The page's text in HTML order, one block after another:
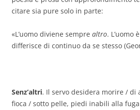
citare sia pure solo in parte:
«L’uomo diviene sempre altro. L’uomo
differisce di continuo da se stesso
Senz’altri. Il servo desidera morire / di
fioca / sotto pelle, piedi inabili alla